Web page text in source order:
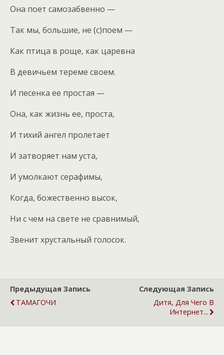
Она поет самозабвенно —
Так мы, большие, не (с)поем —
Как птица в роще, как царевна
В девичьем тереме своем.
И песенка ее простая —
Она, как жизнь ее, проста,
И тихий ангел пролетает
И затворяет нам уста,
И умолкают серафимы,
Когда, божественно высок,
Ни с чем на свете не сравнимый,
Звенит хрустальный голосок.
Предыдущая Запись
ТАМАГОЧИ
Следующая Запись
Дитя, Для Чего В
Интернет...